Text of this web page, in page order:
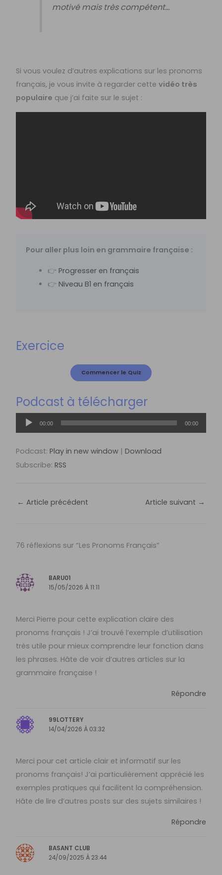
motivé mais très compétent…
Si vous voulez d’autres explications sur les pronoms
français, je vous invite à regarder cettevidéo très
populaire que j’ai faite sur le sujet :
Pour aller plus loin en grammaire française :
👉 Progresser en français
👉 Niveau B1 en français
Exercice
Podcast à télécharger
Lecteur
audio
00:00 00:00
Podcast:Play in new window |Download
Subscribe:RSS
← Article précédent Article suivant →
76 réflexions sur “Les Pronoms Français”
BARU01
15/05/2026 À 11:11
Merci Pierre pour cette explication claire des
pronoms français ! J’ai trouvé l’exemple d’utilisation
très utile pour mieux comprendre leur fonction dans
les phrases. Hâte de voir d’autres articles sur la
grammaire française !
Répondre
99LOTTERY
14/04/2026 À 03:32
Merci pour cet article clair et informatif sur les
pronoms français! J’ai particulièrement apprécié les
exemples pratiques qui facilitent la compréhension.
Hâte de lire d’autres posts sur des sujets similaires !
Répondre
BASANT CLUB
24/09/2025 À 23:44